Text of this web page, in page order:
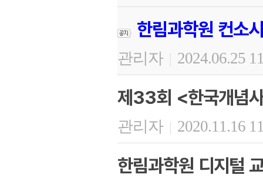
한림과학원 컨소
관리자 | 2024.06.25
제33회 <한국개념
관리자 | 2020.11.16
한림과학원 디지털